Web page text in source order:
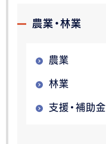
農業・林業
農業
林業
支援・補助金